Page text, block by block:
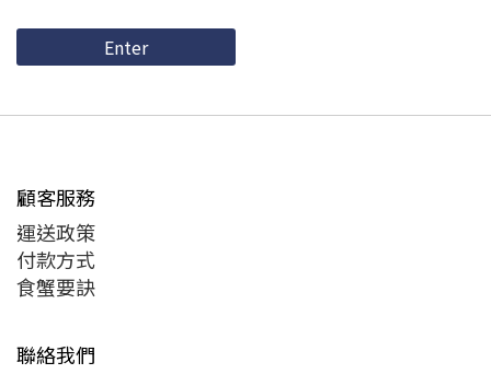
Enter
顧客服務
運送政策
付款方式
食蟹要訣
聯絡我們